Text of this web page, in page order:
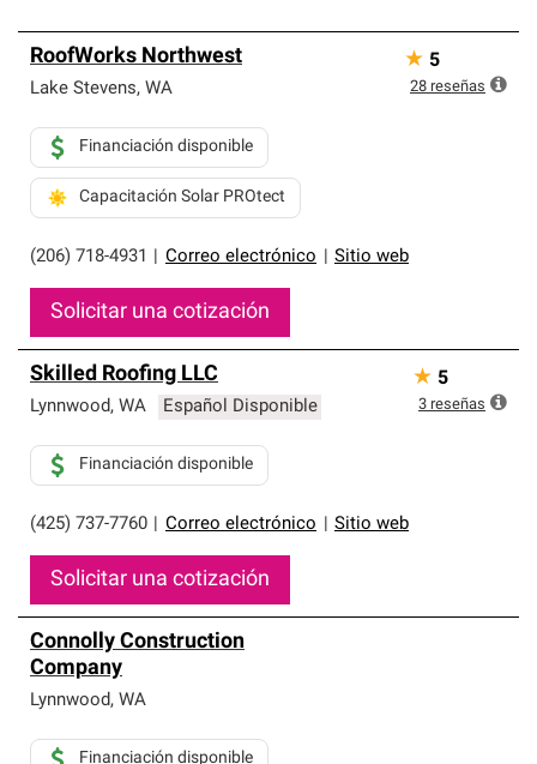
RoofWorks Northwest
Lake Stevens, WA
(206) 718-4931 Correo electrónico Sitio web
Financiación disponible
Capacitación Solar PROtect
Solicitar una cotización
★ 5
28 reseñas
Skilled Roofing LLC
Lynnwood, WA Español Disponible
(425) 737-7760 Correo electrónico Sitio web
Financiación disponible
Solicitar una cotización
★ 5
3 reseñas
Connolly Construction
Company
Lynnwood, WA
Financiación disponible